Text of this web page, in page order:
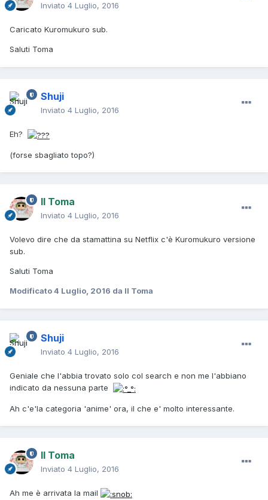
Inviato 4 Luglio, 2016
Caricato Kuromukuro sub.
Saluti Toma
Shuji
Inviato 4 Luglio, 2016
Eh?
(forse sbagliato topo?)
Il Toma
Inviato 4 Luglio, 2016
Volevo dire che da stamattina su Netflix c'è Kuromukuro versione
sub.
Saluti Toma
Modificato4 Luglio, 2016 da Il Toma
Shuji
Inviato 4 Luglio, 2016
Geniale che l'abbia trovato solo col search e non me l'abbiano
indicato da nessuna parte
Ah c'e'la categoria 'anime' ora, il che e' molto interessante.
Il Toma
Inviato 4 Luglio, 2016
Ah me è arrivata la mail